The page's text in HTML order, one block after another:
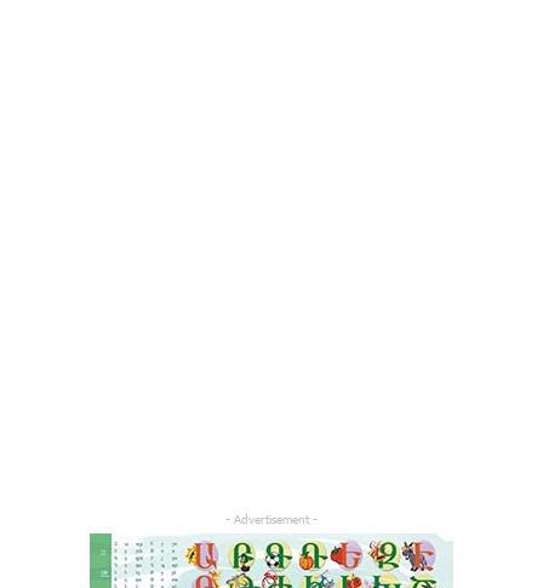
- Advertisement -